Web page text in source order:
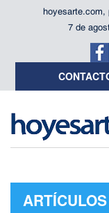
hoyesarte.com,
7 de